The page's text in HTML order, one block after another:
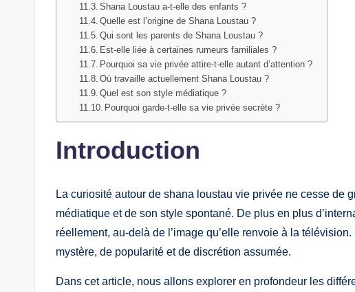
Shana Loustau a-t-elle des enfants ?
Quelle est l’origine de Shana Loustau ?
Qui sont les parents de Shana Loustau ?
Est-elle liée à certaines rumeurs familiales ?
Pourquoi sa vie privée attire-t-elle autant d’attention ?
Où travaille actuellement Shana Loustau ?
Quel est son style médiatique ?
Pourquoi garde-t-elle sa vie privée secrète ?
Introduction
La curiosité autour de shana loustau vie privée ne cesse de
médiatique et de son style spontané. De plus en plus
réellement, au-delà de l’image qu’elle renvoie à la
mystère, de popularité et de discrétion assumée.
Dans cet article, nous allons explorer en profondeur les